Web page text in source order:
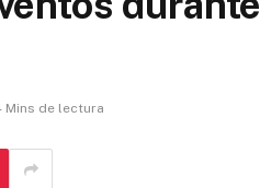
Mins de lectura